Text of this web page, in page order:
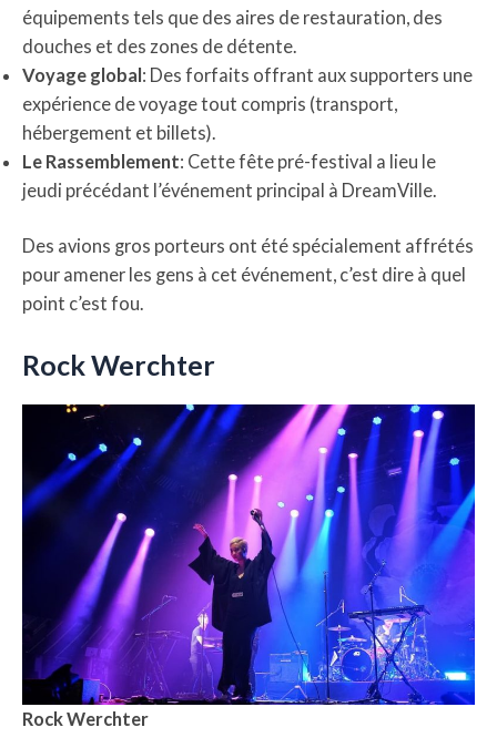
équipements tels que des aires de restauration, des
douches et des zones de détente.
Voyage global: Des forfaits offrant aux supporters une
expérience de voyage tout compris (transport,
hébergement et billets).
Le Rassemblement: Cette fête pré-festival a lieu le
jeudi précédant l’événement principal à DreamVille.
Des avions gros porteurs ont été spécialement affrétés
pour amener les gens à cet événement, c’est dire à quel
point c’est fou.
Rock Werchter
Rock Werchter